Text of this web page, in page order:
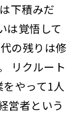
下積みだ
は覚悟して
の残りは修
リクルート
やって1人
営者という